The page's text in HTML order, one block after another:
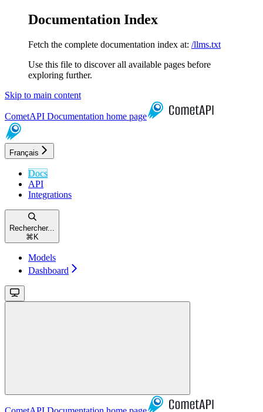
Documentation Index
Fetch the complete documentation index at: /llms.txt
Use this file to discover all available pages before
exploring further.
Skip to main content
CometAPI Documentation home page
Français
Docs
API
Integrations
Rechercher...
⌘ K
Models
Dashboard